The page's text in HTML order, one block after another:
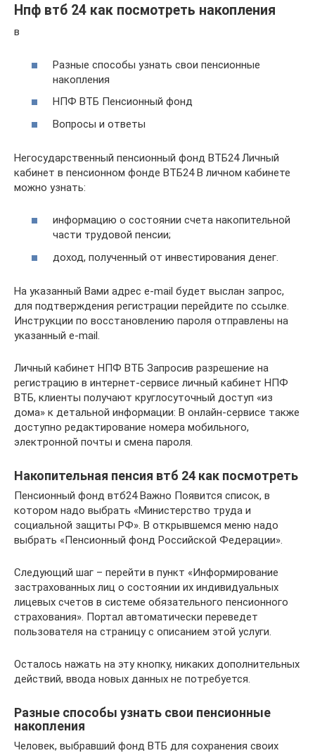
Нпф втб 24 как посмотреть накопления
в
Разные способы узнать свои пенсионные
накопления
НПФ ВТБ Пенсионный фонд
Вопросы и ответы
Негосударственный пенсионный фонд ВТБ24 Личный
кабинет в пенсионном фонде ВТБ24 В личном кабинете
можно узнать:
информацию о состоянии счета накопительной
части трудовой пенсии;
доход, полученный от инвестирования денег.
На указанный Вами адрес e-mail будет выслан запрос,
для подтверждения регистрации перейдите по ссылке.
Инструкции по восстановлению пароля отправлены на
указанный e-mail.
Личный кабинет НПФ ВТБ Запросив разрешение на
регистрацию в интернет-сервисе личный кабинет НПФ
ВТБ, клиенты получают круглосуточный доступ «из
дома» к детальной информации: В онлайн-сервисе также
доступно редактирование номера мобильного,
электронной почты и смена пароля.
Накопительная пенсия втб 24 как посмотреть
Пенсионный фонд втб24 Важно Появится список, в
котором надо выбрать «Министерство труда и
социальной защиты РФ». В открывшемся меню надо
выбрать «Пенсионный фонд Российской Федерации».
Следующий шаг – перейти в пункт «Информирование
застрахованных лиц о состоянии их индивидуальных
лицевых счетов в системе обязательного пенсионного
страхования». Портал автоматически переведет
пользователя на страницу с описанием этой услуги.
Осталось нажать на эту кнопку, никаких дополнительных
действий, ввода новых данных не потребуется.
Разные способы узнать свои пенсионные
накопления
Человек, выбравший фонд ВТБ для сохранения своих